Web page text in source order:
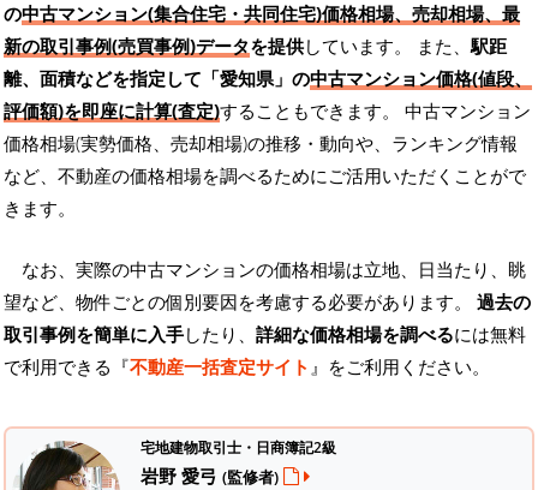
の中古マンション(集合住宅・共同住宅)価格相場、売却相場、最
新の取引事例(売買事例)データを提供しています。 また、駅距
離、面積などを指定して「愛知県」の中古マンション価格(値段、
評価額)を即座に計算(査定)することもできます。 中古マンション
価格相場(実勢価格、売却相場)の推移・動向や、ランキング情報
など、不動産の価格相場を調べるためにご活用いただくことがで
きます。
なお、実際の中古マンションの価格相場は立地、日当たり、眺
望など、物件ごとの個別要因を考慮する必要があります。 過去の
取引事例を簡単に入手したり、 詳細な価格相場を調べるには無料
で利用できる『不動産一括査定サイト 』をご利用ください。
宅地建物取引士・日商簿記2級
岩野 愛弓 (監修者)